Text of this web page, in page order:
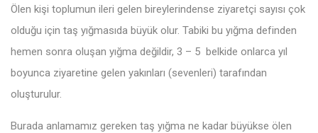
Ölen kişi toplumun ileri gelen bireylerindense ziyaretçi sayısı çok
olduğu için taş yığmasıda büyük olur. Tabiki bu yığma definden
hemen sonra oluşan yığma değildir, 3 – 5 belkide onlarca yıl
boyunca ziyaretine gelen yakınları (sevenleri) tarafından
oluşturulur.
Burada anlamamız gereken taş yığma ne kadar büyükse ölen